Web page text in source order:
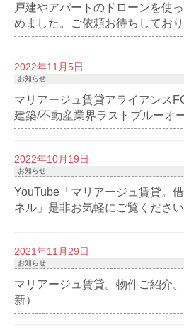
戸建やアパートのドローンを使
めました。ご依頼お待ちしており
2022年11月5日
お知らせ
マリアージュ賃貸アライアンス
建築/不動産業界ラストブルーオ
2022年10月19日
お知らせ
YouTube「マリアージュ賃貸。
ネル」是非お気軽にご覧ください
2021年11月29日
お知らせ
マリアージュ賃貸。物件ご紹介
新）